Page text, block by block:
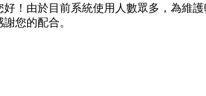
好！由於目前系統使用人數眾多，為維
您的配合。